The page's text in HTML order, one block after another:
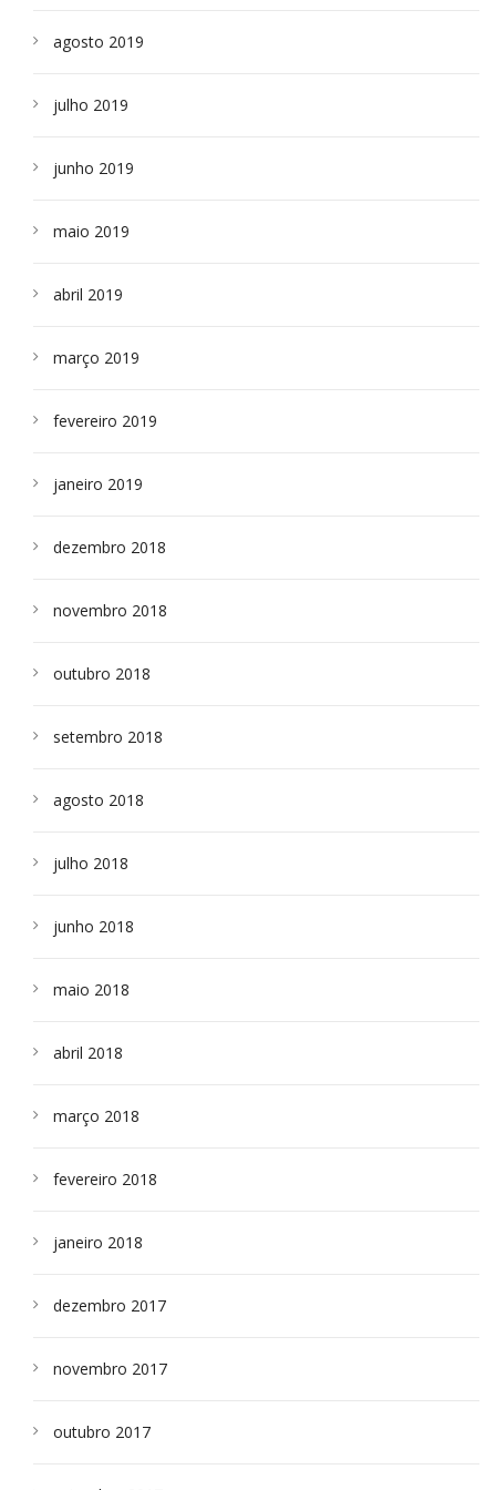
agosto 2019
julho 2019
junho 2019
maio 2019
abril 2019
março 2019
fevereiro 2019
janeiro 2019
dezembro 2018
novembro 2018
outubro 2018
setembro 2018
agosto 2018
julho 2018
junho 2018
maio 2018
abril 2018
março 2018
fevereiro 2018
janeiro 2018
dezembro 2017
novembro 2017
outubro 2017